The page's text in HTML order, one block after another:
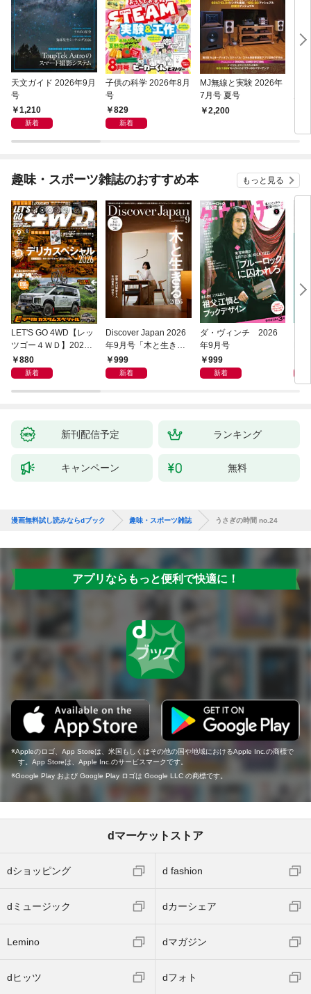
天文ガイド 2026年9月
号
1,210
新着
子供の科学 2026年8月
号
829
新着
MJ無線と実験 2026年
7月号 夏号
2,200
趣味・スポーツ雑誌のおすすめ本 もっと見る
LET'S GO 4WD【レッ
ツゴー４ＷＤ】2026
年09月号
880
新着
Discover Japan 2026
年9月号「木と生きる
2026（表紙：古川琴
音さん）」
999
新着
ダ・ヴィンチ 2026
年9月号
999
新着
新刊配信予定 ランキング
キャンペーン 無料
漫画無料試し読みならdブック 趣味・スポーツ雑誌 うさぎの時間 no.24
アプリならもっと便利で快適に！
Appleのロゴ、App Storeは、米国もしくはその他の国や地域におけるApple Inc.の商標で
す。App Storeは、Apple Inc.のサービスマークです。
Google Play および Google Play ロゴは Google LLC の商標です。
dマーケットストア
dショッピング d fashion
dミュージック dカーシェア
Lemino dマガジン
dヒッツ dフォト